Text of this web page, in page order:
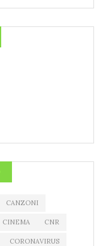
CANZONI
CINEMA CNR
CORONAVIRUS